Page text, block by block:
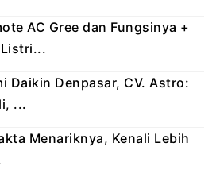
AC Gree dan Fungsinya +
Daikin Denpasar, CV. Astro:
...
Menariknya, Kenali Lebih